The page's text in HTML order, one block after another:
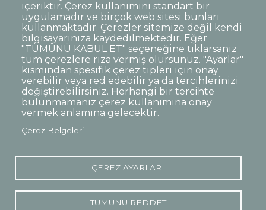
içeriktir. Çerez kullanımını standart bir
uygulamadır ve birçok web sitesi bunları
kullanmaktadır. Çerezler sitemize değil kendi
bilgisayarınıza kaydedilmektedir. Eğer
"TÜMÜNÜ KABUL ET" seçeneğine tıklarsanız
tüm çerezlere rıza vermiş olursunuz. "Ayarlar"
kısmından spesifik çerez tipleri için onay
verebilir veya red edebilir ya da tercihlerinizi
değiştirebilirsiniz. Herhangi bir tercihte
bulunmamanız çerez kullanımına onay
vermek anlamına gelecektir.
Çerez Belgeleri
ÇEREZ AYARLARI
TÜMÜNÜ REDDET
Dipnot
Sıkça Sorulan Sorular
Kişisel Verilerin Korunması
Gizlilik Politikası
Sorumluluk Reddi
Açık Rıza
Kurumsal Kimlik
© TED Üniversitesi. Ziya Gökalp Caddesi No:48 06420, Kolej
Çankaya ANKARA
ÜniversitesiÜniversitesiÜniversitesi
geç